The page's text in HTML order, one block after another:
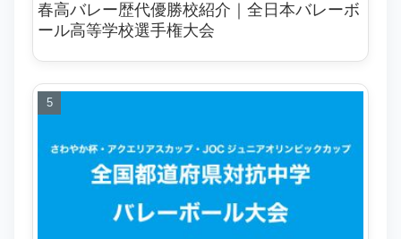
春高バレー歴代優勝校紹介｜全日本バレーボ
ール高等学校選手権大会